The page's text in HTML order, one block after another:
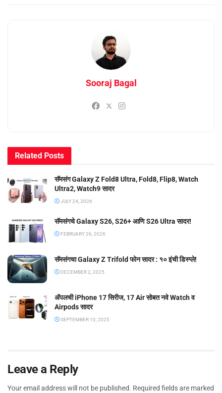
Sooraj Bagal
Related Posts
सॅमसंग Galaxy Z Fold8 Ultra, Fold8, Flip8, Watch
Ultra2, Watch9 सादर
JULY 24, 2026
सॅमसंगचे Galaxy S26, S26+ आणि S26 Ultra सादर!
FEBRUARY 26, 2026
सॅमसंगचा Galaxy Z Trifold फोन सादर : १० इंची डिस्प्ले!
DECEMBER 2, 2025
ॲपलची iPhone 17 सिरीज, 17 Air सोबत नवे Watch व
Airpods सादर
SEPTEMBER 10, 2025
Leave a Reply
Your email address will not be published. Required fields are marked